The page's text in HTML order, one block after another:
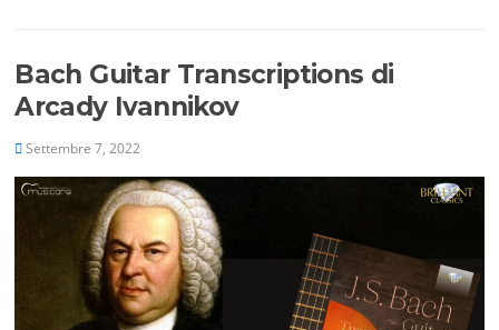
Bach Guitar Transcriptions di
Arcady Ivannikov
Settembre 7, 2022